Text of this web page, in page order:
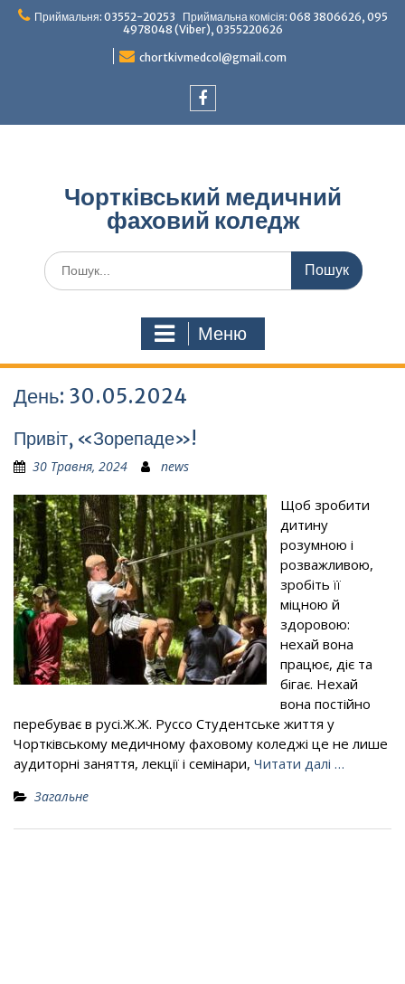
ПерейтиПриймальня: 03552-20253 Приймальна комісія: 068 3806626, 095
4978048 (Viber), 0355220626
chortkivmedcol@gmail.com
Чортківський медичний
фаховий коледж
Шукати:
Меню
День: 30.05.2024
Привіт, «Зорепаде»!
30 Травня, 2024 news
Щоб зробити
дитину
розумною і
розважливою,
зробіть її
міцною й
здоровою:
нехай вона
працює, діє та
бігає. Нехай
вона постійно
перебуває в русі.Ж.Ж. Руссо Студентське життя у
Чортківському медичному фаховому коледжі це не лише
аудиторні заняття, лекції і семінари, Читати далі …
Загальне